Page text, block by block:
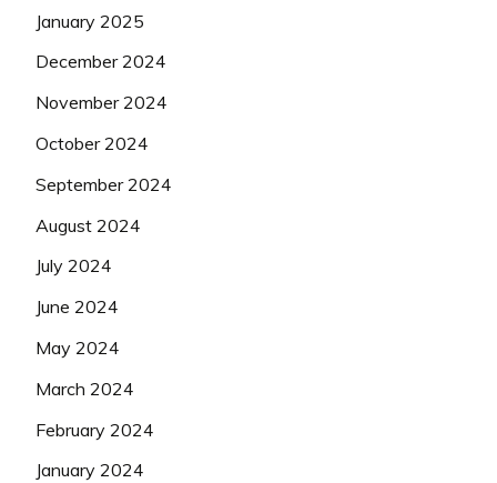
January 2025
December 2024
November 2024
October 2024
September 2024
August 2024
July 2024
June 2024
May 2024
March 2024
February 2024
January 2024